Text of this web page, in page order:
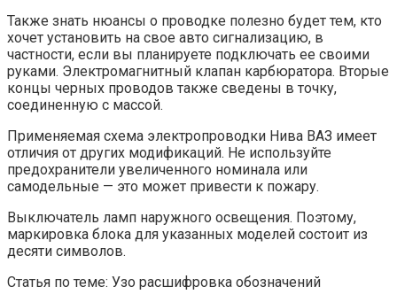
Также знать нюансы о проводке полезно будет тем, кто
хочет установить на свое авто сигнализацию, в
частности, если вы планируете подключать ее своими
руками. Электромагнитный клапан карбюратора. Вторые
концы черных проводов также сведены в точку,
соединенную с массой.
Применяемая схема электропроводки Нива ВАЗ имеет
отличия от других модификаций. Не используйте
предохранители увеличенного номинала или
самодельные — это может привести к пожару.
Выключатель ламп наружного освещения. Поэтому,
маркировка блока для указанных моделей состоит из
десяти символов.
Статья по теме: Узо расшифровка обозначений